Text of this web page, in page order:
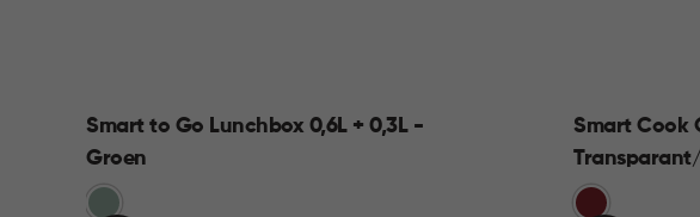
Smart to Go Lunchbox 0,6L + 0,3L -
Groen
Groen
Smart Cook
Rood